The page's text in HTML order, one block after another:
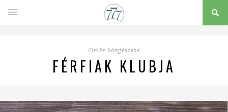
Címke böngészése
FÉRFIAK KLUBJA